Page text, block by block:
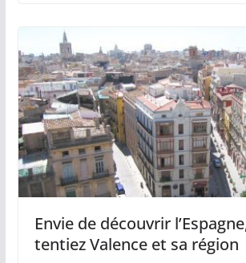
Envie de découvrir
tentiez Valence et sa région